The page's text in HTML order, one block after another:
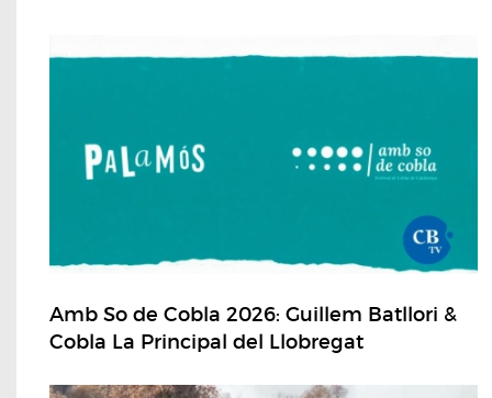
Amb So de Cobla 2026: Guillem Batllori &
Cobla La Principal del Llobregat